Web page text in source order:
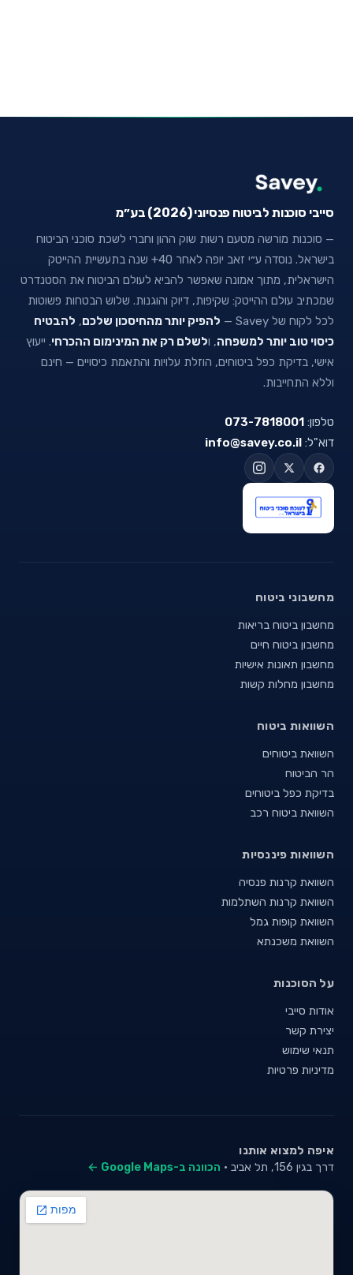
סייבי סוכנות לביטוח פנסיוני (2026) בע״מ
— סוכנות מורשה מטעם רשות שוק ההון וחברי לשכת סוכני הביטוח
בישראל. נוסדה ע״י זאב יופה לאחר 40+ שנה בתעשיית ההייטק
הישראלית, מתוך אמונה שאפשר להביא לעולם הביטוח את הסטנדרט
שמכתיב עולם ההייטק: שקיפות, דיוק והוגנות. שלוש הבטחות פשוטות
לכל לקוח של Savey —
להפיק יותר מהחיסכון שלכם, להבטיח
כיסוי טוב יותר למשפחה, ולשלם רק את המינימום ההכרחי. ייעוץ
אישי, בדיקת כפל ביטוחים, הוזלת עלויות והתאמת כיסויים — חינם
וללא התחייבות.
טלפון: 073-7818001
דוא"ל: info@savey.co.il
מחשבוני ביטוח
מחשבון ביטוח בריאות
מחשבון ביטוח חיים
מחשבון תאונות אישיות
מחשבון מחלות קשות
השוואות ביטוח
השוואת ביטוחים
הר הביטוח
בדיקת כפל ביטוחים
השוואת ביטוח רכב
השוואות פיננסיות
השוואת קרנות פנסיה
השוואת קרנות השתלמות
השוואת קופות גמל
השוואת משכנתא
על הסוכנות
אודות סייבי
יצירת קשר
תנאי שימוש
מדיניות פרטיות
איפה למצוא אותנו
דרך בגין 156, תל אביב · הכוונה ב-Google Maps ←